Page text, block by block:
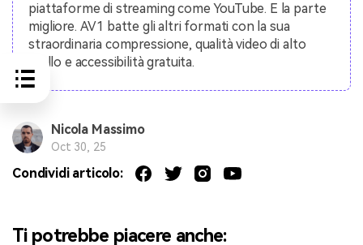
piattaforme di streaming come YouTube. E la parte
migliore. AV1 batte gli altri formati con la sua
straordinaria compressione, qualità video di alto
livello e accessibilità gratuita.
Nicola Massimo
Oct 30, 25
Condividi articolo:
Ti potrebbe piacere anche: